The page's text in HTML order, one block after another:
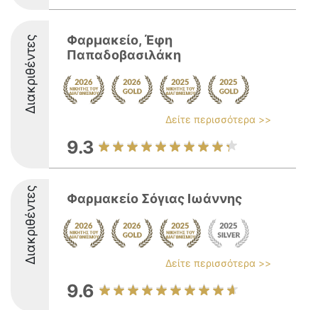
Διακριθέντες
Φαρμακείο, Έφη
Παπαδοβασιλάκη
Δείτε περισσότερα >>
9.3
Διακριθέντες Φαρμακείο Σόγιας Ιωάννης
Δείτε περισσότερα >>
9.6